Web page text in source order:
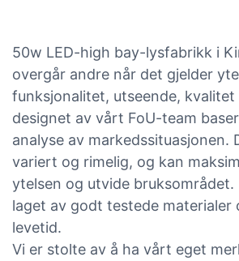
50w LED-high bay-lysfabrikk i
overgår andre når det gjelder
funksjonalitet, utseende, kvalitet
designet av vårt FoU-team
analyse av markedssituasjonen.
variert og rimelig, og kan
ytelsen og utvide
laget av godt testede materialer
levetid.
Vi er stolte av å ha vårt eget